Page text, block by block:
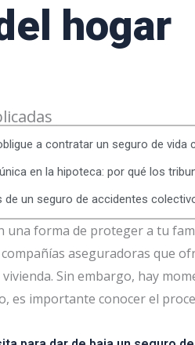
hogar
a contratar un seguro de vida
en la hipoteca: por qué los
de un seguro de accidentes
una forma de proteger a tu
compañías aseguradoras que
Sin embargo, hay
es importante conocer el